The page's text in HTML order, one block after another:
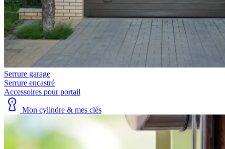
Serrure garage
Serrure encastré
Accessoires pour portail
Mon cylindre & mes clés